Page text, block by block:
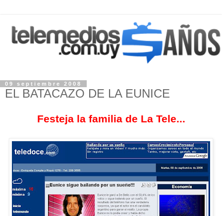
09 septiembre 2008
EL BATACAZO DE LA EUNICE
Festeja la familia de La Tele...